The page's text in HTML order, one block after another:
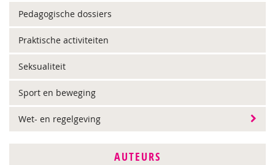
Pedagogische dossiers
Praktische activiteiten
Seksualiteit
Sport en beweging
Wet- en regelgeving
AUTEURS